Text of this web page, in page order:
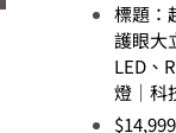
標題：
護眼大
LED、
燈｜科